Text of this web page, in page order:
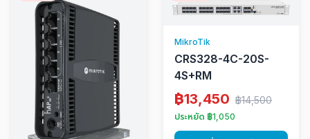
MikroTik
CRS328-4C-20S-
4S+RM
฿13,450 ฿14,500
ประหยัด ฿1,050